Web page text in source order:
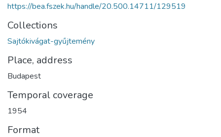
https://bea.fszek.hu/handle/20.500.14711/129519
Collections
Sajtókivágat-gyűjtemény
Place, address
Budapest
Temporal coverage
1954
Format